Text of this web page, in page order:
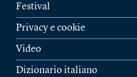
Festival
Privacy e cookie
Video
Dizionario italiano